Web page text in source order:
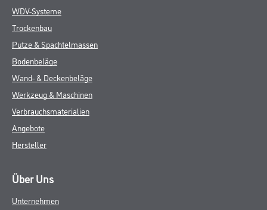
WDV-Systeme
Trockenbau
Putze & Spachtelmassen
Bodenbeläge
Wand- & Deckenbeläge
Werkzeug & Maschinen
Verbrauchsmaterialien
Angebote
Hersteller
Über Uns
Unternehmen